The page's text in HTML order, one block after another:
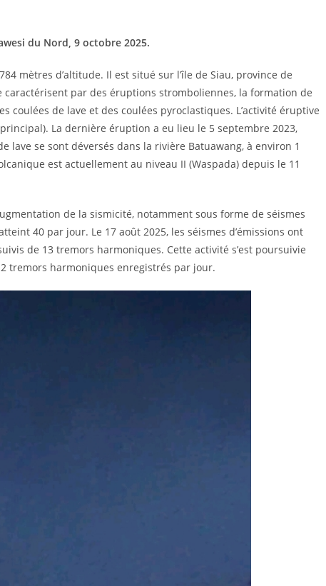
du Nord, 9 octobre 2025.
mètres d’altitude. Il est situé sur l’île de Siau, province de
par des éruptions stromboliennes, la formation de
coulées de lave et des coulées pyroclastiques. L’activité éruptive
La dernière éruption a eu lieu le 5 septembre 2023,
lave se sont déversés dans la rivière Batuawang, à environ 1
est actuellement au niveau II (Waspada) depuis le 11
de la sismicité, notamment sous forme de séismes
40 par jour. Le 17 août 2025, les séismes d’émissions ont
de 13 tremors harmoniques. Cette activité s’est poursuivie
tremors harmoniques enregistrés par jour.